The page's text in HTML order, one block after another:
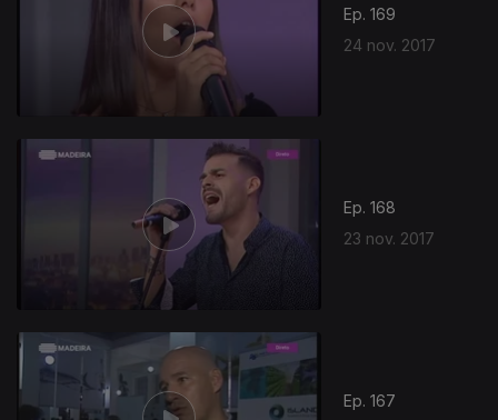
Ep. 169
24 nov. 2017
Ep. 168
23 nov. 2017
Ep. 167